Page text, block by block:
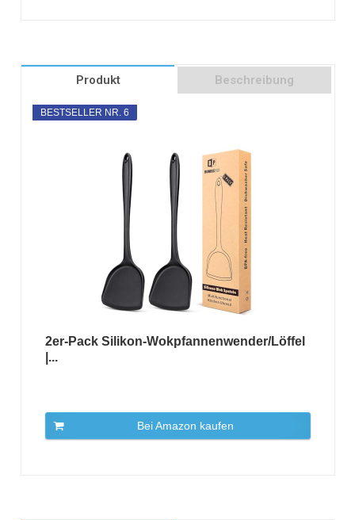
Produkt Beschreibung
BESTSELLER NR. 6
2er-Pack Silikon-Wokpfannenwender/Löffel
|...
Bei Amazon kaufen